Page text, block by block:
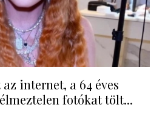
internet, a 64 éves
fotókat tölt...